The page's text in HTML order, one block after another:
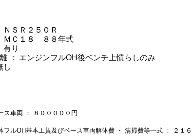
ＮＳＲ２５０Ｒ
ＭＣ１８ ８８年式
有り
離 ： エンジンフルOH後ベンチ上慣らしのみ
し
ス車両 ： ８０００００円
フルOH基本工賃及びベース車両解体費 ・ 清掃費等一式 ： ２１